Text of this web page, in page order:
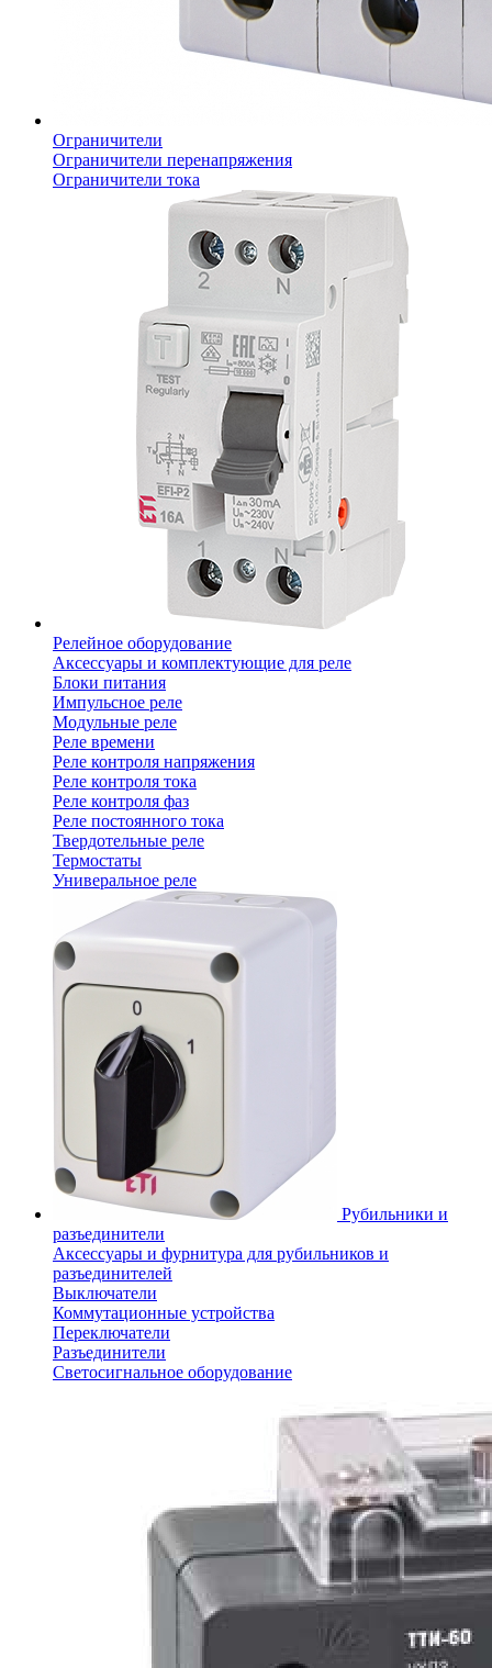
Ограничители
Ограничители перенапряжения
Ограничители тока
Релейное оборудование
Аксессуары и комплектующие для реле
Блоки питания
Импульсное реле
Модульные реле
Реле времени
Реле контроля напряжения
Реле контроля тока
Реле контроля фаз
Реле постоянного тока
Твердотельные реле
Термостаты
Универальное реле
Рубильники и
разъединители
Аксессуары и фурнитура для рубильников и
разъединителей
Выключатели
Коммутационные устройства
Переключатели
Разъединители
Светосигнальное оборудование